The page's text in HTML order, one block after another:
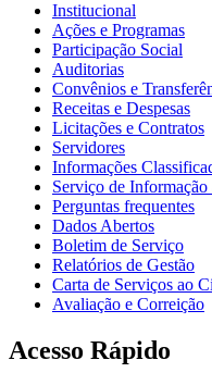
Institucional
Ações e Programas
Participação Social
Auditorias
Convênios e
Receitas e Despesas
Licitações e Contratos
Servidores
Informações
Serviço de
Perguntas frequentes
Dados Abertos
Boletim de Serviço
Relatórios de Gestão
Carta de Serviços ao
Avaliação e Correição
Acesso Rápido